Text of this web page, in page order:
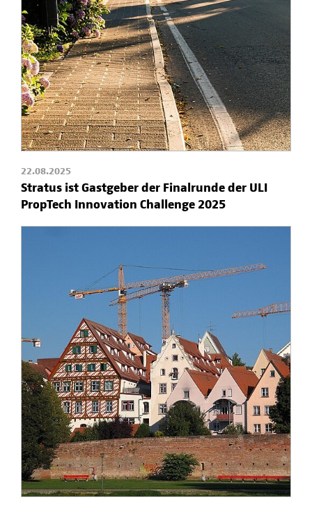
22.08.2025
Stratus ist Gastgeber der Finalrunde der ULI
PropTech Innovation Challenge 2025